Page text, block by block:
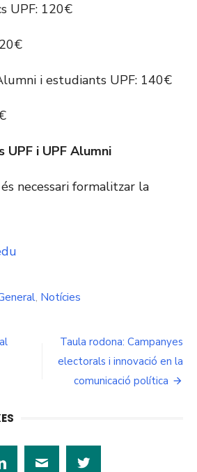
UPF: 120€
i estudiants UPF: 140€
UPF i UPF Alumni
és necessari formalitzar la
, Notícies
Taula rodona: Campanyes
electorals i innovació en la
comunicació política